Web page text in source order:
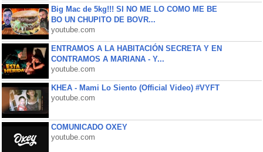
Big Mac de 5kg!!! SI NO ME LO COMO ME BE
BO UN CHUPITO DE BOVR...
youtube.com
ENTRAMOS A LA HABITACIÓN SECRETA Y EN
CONTRAMOS A MARIANA - Y...
youtube.com
KHEA - Mami Lo Siento (Official Video) #VYFT
youtube.com
COMUNICADO OXEY
youtube.com